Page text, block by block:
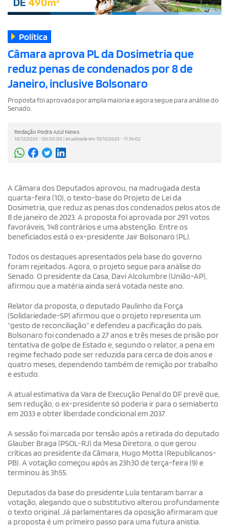
Política
Câmara aprova PL da Dosimetria que
reduz penas de condenados por 8 de
Janeiro, inclusive Bolsonaro
Proposta foi aprovada por ampla maioria e agora segue para análise do
Senado.
Redação Pedra Azul News
10/12/2025 - 00:00:00 | Atualizada em 10/12/2025 - 11:34:02
A Câmara dos Deputados aprovou, na madrugada desta
quarta-feira (10), o texto-base do Projeto de Lei da
Dosimetria, que reduz as penas dos condenados pelos atos de
8 de janeiro de 2023. A proposta foi aprovada por 291 votos
favoráveis, 148 contrários e uma abstenção. Entre os
beneficiados está o ex-presidente Jair Bolsonaro (PL).
Todos os destaques apresentados pela base do governo
foram rejeitados. Agora, o projeto segue para análise do
Senado. O presidente da Casa, Davi Alcolumbre (União-AP),
afirmou que a matéria ainda será votada neste ano.
Relator da proposta, o deputado Paulinho da Força
(Solidariedade-SP) afirmou que o projeto representa um
“gesto de reconciliação” e defendeu a pacificação do país.
Bolsonaro foi condenado a 27 anos e três meses de prisão por
tentativa de golpe de Estado e, segundo o relator, a pena em
regime fechado pode ser reduzida para cerca de dois anos e
quatro meses, dependendo também de remição por trabalho
e estudo.
A atual estimativa da Vara de Execução Penal do DF prevê que,
sem redução, o ex-presidente só poderia ir para o semiaberto
em 2033 e obter liberdade condicional em 2037.
A sessão foi marcada por tensão após a retirada do deputado
Glauber Braga (PSOL-RJ) da Mesa Diretora, o que gerou
críticas ao presidente da Câmara, Hugo Motta (Republicanos-
PB). A votação começou após as 23h30 de terça-feira (9) e
terminou às 3h55.
Deputados da base do presidente Lula tentaram barrar a
votação, alegando que o substitutivo alterou profundamente
o texto original. Já parlamentares da oposição afirmaram que
a proposta é um primeiro passo para uma futura anistia.